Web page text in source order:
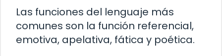
Las funciones del lenguaje más
comunes son la función referencial,
emotiva, apelativa, fática y poética.